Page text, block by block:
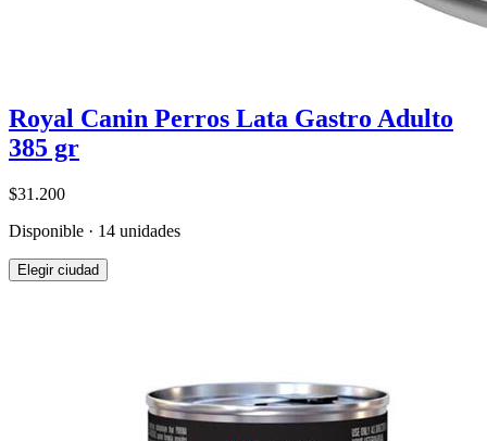
Royal Canin Perros Lata Gastro Adulto
385 gr
$31.200
Disponible · 14 unidades
Elegir ciudad